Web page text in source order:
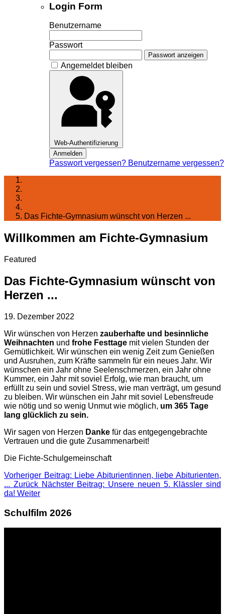
Login Form
Benutzername
Passwort
Passwort anzeigen
Angemeldet bleiben
Web-Authentifizierung
Anmelden
Passwort vergessen? Benutzername vergessen?
Das Fichte-Gymnasium wünscht von Herzen ...
Willkommen am Fichte-Gymnasium
Featured
Das Fichte-Gymnasium wünscht von
Herzen ...
19. Dezember 2022
Wir wünschen von Herzen zauberhafte und besinnliche
Weihnachten und frohe Festtage mit vielen Stunden der
Gemütlichkeit. Wir wünschen ein wenig Zeit zum Genießen
und Ausruhen, zum Kräfte sammeln für ein neues Jahr. Wir
wünschen ein Jahr ohne Seelenschmerzen, ein Jahr ohne
Kummer, ein Jahr mit soviel Erfolg, wie man braucht, um
erfüllt zu sein und soviel Stress, wie man verträgt, um gesund
zu bleiben. Wir wünschen ein Jahr mit soviel Lebensfreude
wie nötig und so wenig Unmut wie möglich, um 365 Tage
lang glücklich zu sein.
Wir sagen von Herzen Danke für das entgegengebrachte
Vertrauen und die gute Zusammenarbeit!
Die Fichte-Schulgemeinschaft
Vorheriger Beitrag: Liebe Abiturientinnen, liebe Abiturienten,
... Zurück Nächster Beitrag: Unsere neuen 5. Klässler sind
da! Weiter
Schulfilm 2026